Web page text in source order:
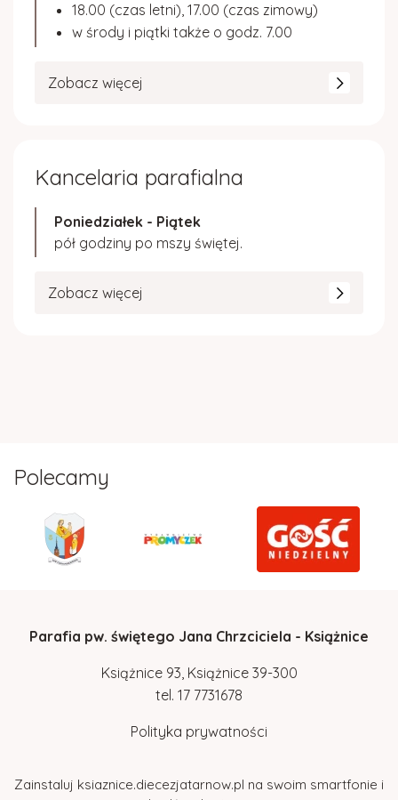
18.00 (czas letni), 17.00 (czas zimowy)
w środy i piątki także o godz. 7.00
Zobacz więcej
Kancelaria parafialna
Poniedziałek - Piątek
pół godziny po mszy świętej.
Zobacz więcej
Polecamy
Parafia pw. świętego Jana Chrzciciela - Książnice
Książnice 93, Książnice 39-300
tel. 17 7731678
Polityka prywatności
Zainstaluj ksiaznice.diecezjatarnow.pl na swoim smartfonie i